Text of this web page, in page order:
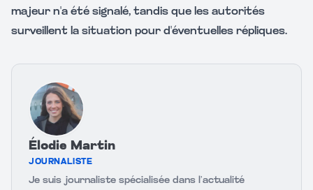
majeur n'a été signalé, tandis que les autorités
surveillent la situation pour d'éventuelles répliques.
Élodie Martin
JOURNALISTE
Je suis journaliste spécialisée dans l’actualité